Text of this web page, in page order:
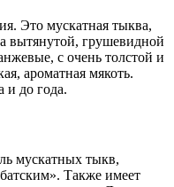
Это мускатная тыква,
вытянутой, грушевидной
с очень толстой и
ароматная мякоть.
и до года.
мускатных тыкв,
Также имеет